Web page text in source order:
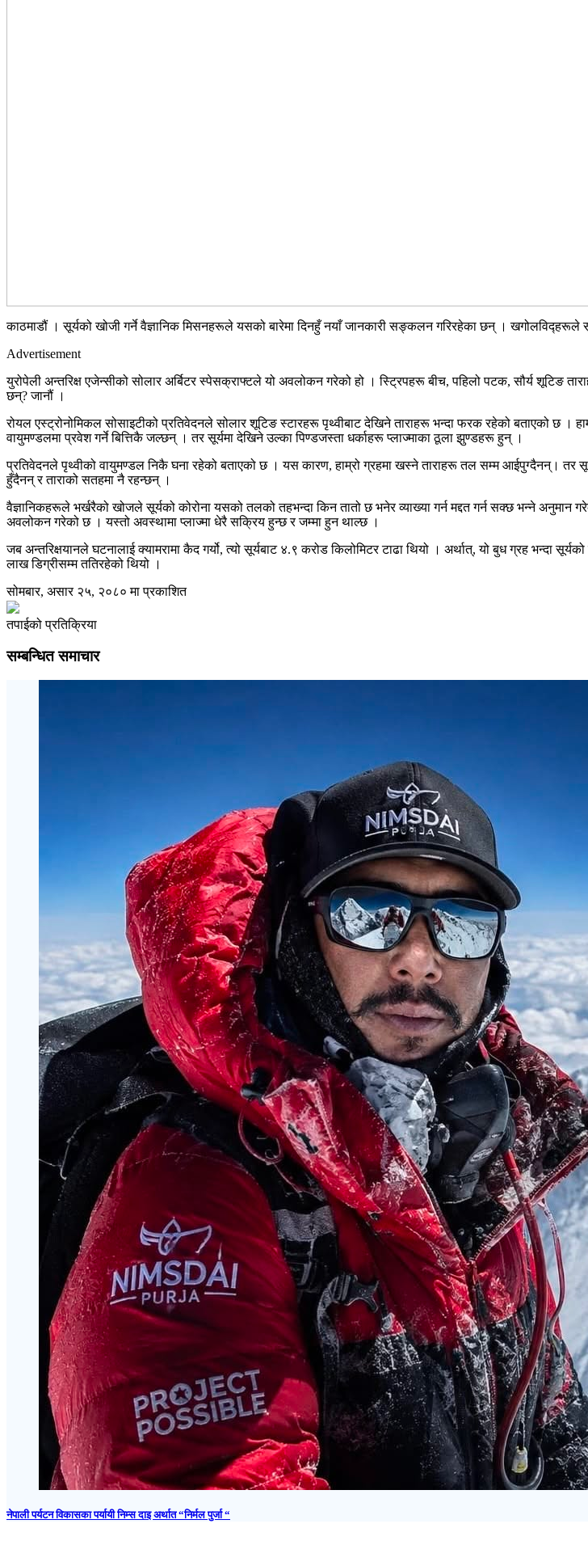
काठमाडौं । सूर्यको खोजी गर्ने वैज्ञानिक मिसनहरूले यसको बारेमा दिनहुँ नयाँ जानकारी सङ्कलन गरिरहेका छन् ।
Advertisement
युरोपेली अन्तरिक्ष एजेन्सीको सोलार अर्बिटर स्पेसक्राफ्टले यो अवलोकन गरेको हो । स्ट्रिपहरू बीच, पहिलो पटक, सौर्य शूटिङ
छन्? जानौं ।
रोयल एस्ट्रोनोमिकल सोसाइटीको प्रतिवेदनले सोलार शूटिङ स्टारहरू पृथ्वीबाट देखिने ताराहरू भन्दा फरक रहेको बताएको छ ।
वायुमण्डलमा प्रवेश गर्ने बित्तिकै जल्छन् । तर सूर्यमा देखिने उल्का पिण्डजस्ता धर्काहरू प्लाज्माका ठूला झुण्डहरू हुन् ।
प्रतिवेदनले पृथ्वीको वायुमण्डल निकै घना रहेको बताएको छ । यस कारण, हाम्रो ग्रहमा खस्ने ताराहरू तल सम्म आईपुग्दैनन्। तर
हुँदैनन् र ताराको सतहमा नै रहन्छन् ।
वैज्ञानिकहरूले भर्खरैको खोजले सूर्यको कोरोना यसको तलको तहभन्दा किन तातो छ भनेर व्याख्या गर्न मद्दत गर्न सक्छ भन्ने अनुमान
अवलोकन गरेको छ । यस्तो अवस्थामा प्लाज्मा धेरै सक्रिय हुन्छ र जम्मा हुन थाल्छ ।
जब अन्तरिक्षयानले घटनालाई क्यामरामा कैद गर्यो, त्यो सूर्यबाट ४.९ करोड किलोमिटर टाढा थियो । अर्थात्, यो बुध ग्रह भन्दा
लाख डिग्रीसम्म ततिरहेको थियो ।
सोमबार, असार २५, २०८० मा प्रकाशित
तपाईको प्रतिक्रिया
सम्बन्धित समाचार
नेपाली पर्यटन विकासका पर्यायी निम्स दाइ अर्थात “निर्मल पुर्जा “